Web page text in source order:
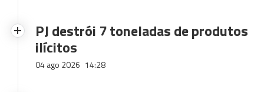
PJ destrói 7 toneladas de produtos
ilícitos
04 ago 2026 14:28